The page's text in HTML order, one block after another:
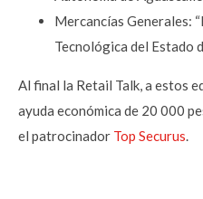
Mercancías Generales:
Tecnológica del Estado
Al final la Retail Talk, a estos
ayuda económica de 20 000
el patrocinador Top Securus.